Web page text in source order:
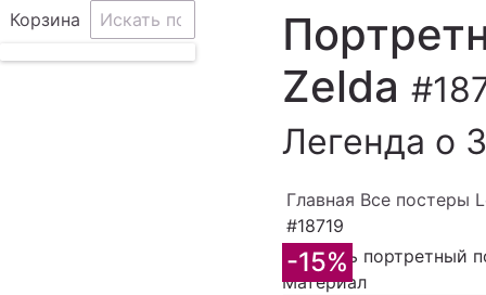
Корзина
Zelda
Легенда о
Главная Все постеры
#18719
-15%
Материал